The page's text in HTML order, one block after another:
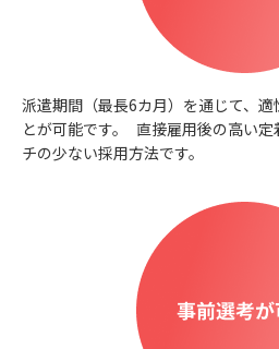
派遣期間（最長6カ月）を通じて、
とが可能です。 直接雇用後の高い
チの少ない採用方法です。